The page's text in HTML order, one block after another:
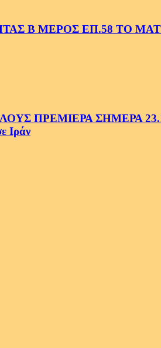
Β ΜΕΡΟΣ ΕΠ.58 ΤΟ
ΠΡΕΜΙΕΡΑ ΣΗΜΕΡΑ
Ιράν